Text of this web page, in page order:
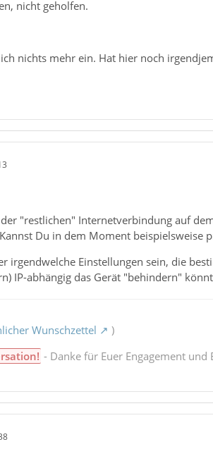
nicht geholfen.
nichts mehr ein. Hat hier noch
"restlichen" Internetverbindung auf
Du in dem Moment
irgendwelche Einstellungen sein, die
IP-abhängig das Gerät "behindern"
Wunschzettel
)
- Danke für Euer Engagement und